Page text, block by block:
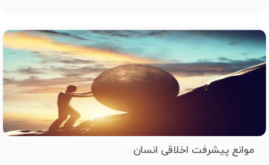
موانع پیشرفت اخلاقی انسان